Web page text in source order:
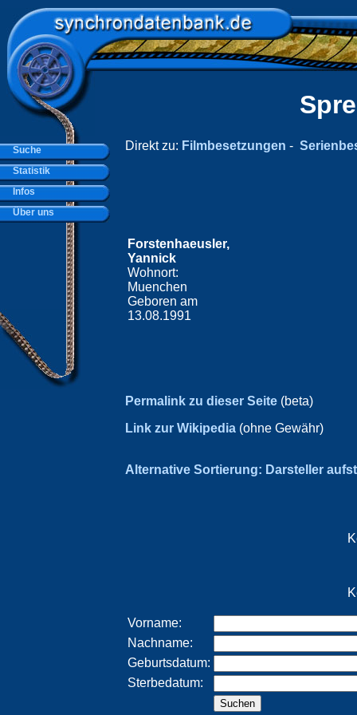
Direkt zu: Filmbesetzungen -
Forstenhaeusler,
Yannick
Wohnort:
Muenchen
Geboren am
13.08.1991
Permalink zu dieser Seite (beta)
Link zur Wikipedia (ohne Gewähr)
Alternative Sortierung: Darsteller
Vorname:
Nachname:
Geburtsdatum:
Sterbedatum:
Suche
Statistik
Infos
Über uns